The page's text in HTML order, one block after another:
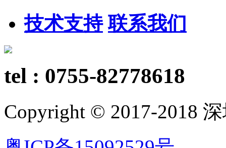
技术支持 联系我们
tel : 0755-82778618
Copyright © 2017-2018